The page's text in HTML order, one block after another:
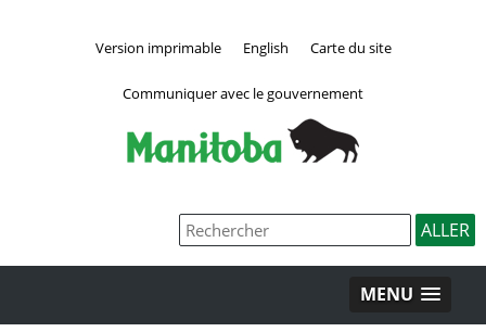
Version imprimable English Carte du site
Communiquer avec le gouvernement
MENU